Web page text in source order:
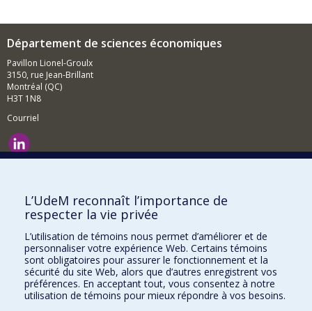
Département de sciences économiques
Pavillon Lionel-Groulx
3150, rue Jean-Brillant
Montréal (QC)
H3T 1N8
Courriel
Comment soutenir le Département?
BESOIN D'AIDE?
Plan du site
Signaler une erreur
Accessibilité
FACULTÉ DES ARTS ET DES SCIENCES
L’UdeM reconnaît l’importance de
respecter la vie privée
L’utilisation de témoins nous permet d’améliorer et de
personnaliser votre expérience Web. Certains témoins
sont obligatoires pour assurer le fonctionnement et la
sécurité du site Web, alors que d’autres enregistrent vos
préférences. En acceptant tout, vous consentez à notre
utilisation de témoins pour mieux répondre à vos besoins.